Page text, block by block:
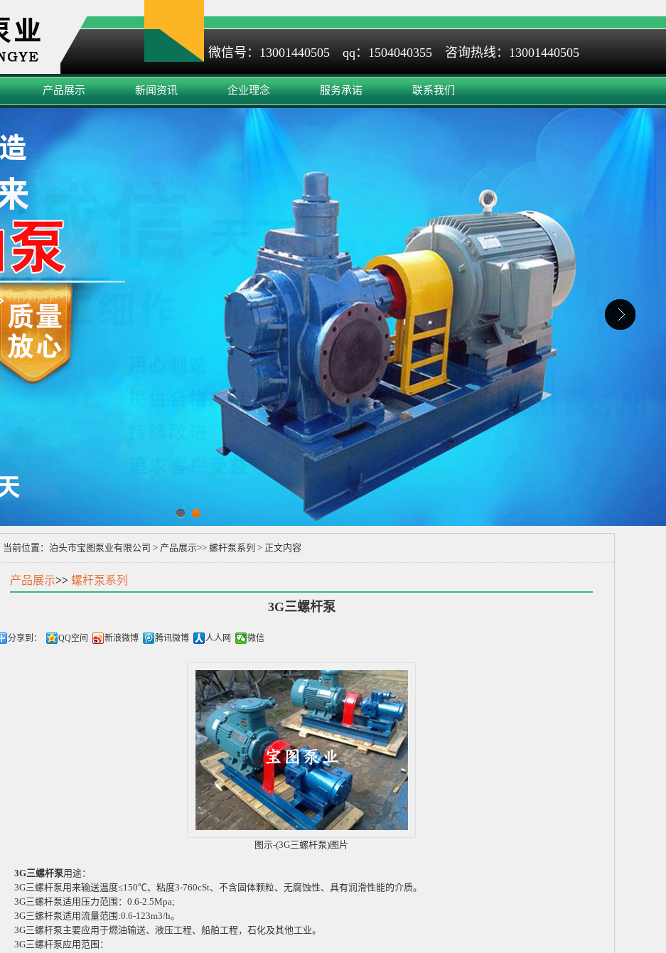
微信号：13001440505 qq：1504040355 咨询热线：13001440505
产品展示 新闻资讯 企业理念 服务承诺 联系我们
当前位置： 泊头市宝图泵业有限公司 > 产品展示>> 螺杆泵系列 > 正文内容
产品展示>> 螺杆泵系列
3G三螺杆泵
分享到： QQ空间 新浪微博 腾讯微博 人人网 微信
图示-(3G三螺杆泵)图片
3G三螺杆泵用途：
3G三螺杆泵用来输送温度≤150℃、粘度3-760cSt、不含固体颗粒、无腐蚀性、具有润滑性能的介质。
3G三螺杆泵适用压力范围：0.6-2.5Mpa;
3G三螺杆泵适用流量范围:0.6-123m3/h。
3G三螺杆泵主要应用于燃油输送、液压工程、船舶工程，石化及其他工业。
3G三螺杆泵应用范围：